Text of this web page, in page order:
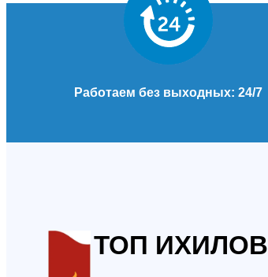
Работаем без выходных: 24/7
ТОП ИХИЛОВ